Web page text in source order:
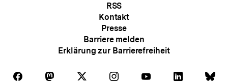
RSS
Kontakt
Presse
Barriere melden
Erklärung zur Barrierefreiheit
Folgen
Auf
Folgen Folgen Folgen
Auf
Folgen Folgen